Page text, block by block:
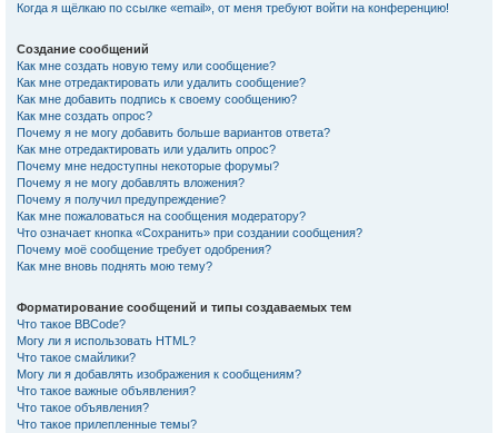
Когда я щёлкаю по ссылке «email», от меня требуют войти на конференцию!
Создание сообщений
Как мне создать новую тему или сообщение?
Как мне отредактировать или удалить сообщение?
Как мне добавить подпись к своему сообщению?
Как мне создать опрос?
Почему я не могу добавить больше вариантов ответа?
Как мне отредактировать или удалить опрос?
Почему мне недоступны некоторые форумы?
Почему я не могу добавлять вложения?
Почему я получил предупреждение?
Как мне пожаловаться на сообщения модератору?
Что означает кнопка «Сохранить» при создании сообщения?
Почему моё сообщение требует одобрения?
Как мне вновь поднять мою тему?
Форматирование сообщений и типы создаваемых тем
Что такое BBCode?
Могу ли я использовать HTML?
Что такое смайлики?
Могу ли я добавлять изображения к сообщениям?
Что такое важные объявления?
Что такое объявления?
Что такое прилепленные темы?